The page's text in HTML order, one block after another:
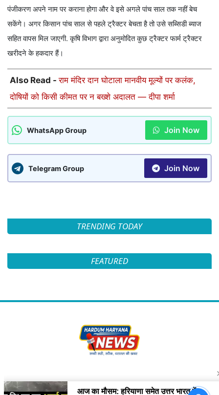
पंजीकरण अपने नाम पर कराना होगा और वे इसे अगले पांच साल तक नहीं बेच
सकेंगे। अगर किसान पांच साल से पहले ट्रैक्टर बेचता है तो उसे सब्सिडी ब्याज
सहित वापस मिल जाएगी. कृषि विभाग द्वारा अनुमोदित कुछ ट्रैक्टर फार्म ट्रैक्टर
खरीदने के हकदार हैं।
Also Read -राम मंदिर दान घोटाला मानवीय मूल्यों पर कलंक,
दोषियों को किसी कीमत पर न बख्शे अदालत — दीपा शर्मा
WhatsApp Group Join Now
Telegram Group Join Now
TRENDING TODAY
FEATURED
Follow Us